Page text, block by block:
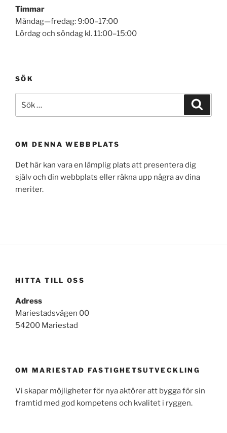
Timmar
Måndag—fredag: 9:00–17:00
Lördag och söndag kl. 11:00–15:00
SÖK
efter:
OM DENNA WEBBPLATS
Det här kan vara en lämplig plats att presentera dig
själv och din webbplats eller räkna upp några av dina
meriter.
HITTA TILL OSS
Adress
Mariestadsvägen 00
54200 Mariestad
OM MARIESTAD FASTIGHETSUTVECKLING
Vi skapar möjligheter för nya aktörer att bygga för sin
framtid med god kompetens och kvalitet i ryggen.